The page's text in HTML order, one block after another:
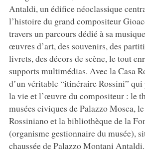
Antaldi, un édifice néoclassique
l’histoire du grand compositeur
travers un parcours dédié à sa
œuvres d’art, des souvenirs, des
livrets, des décors de scène, le tout
supports multimédias. Avec la Casa
d’un véritable “itinéraire Rossini”
la vie et l’œuvre du compositeur : le
musées civiques de Palazzo Mosca,
Rossiniano et la bibliothèque de la
(organisme gestionnaire du musée),
chaussée de Palazzo Montani Antaldi.